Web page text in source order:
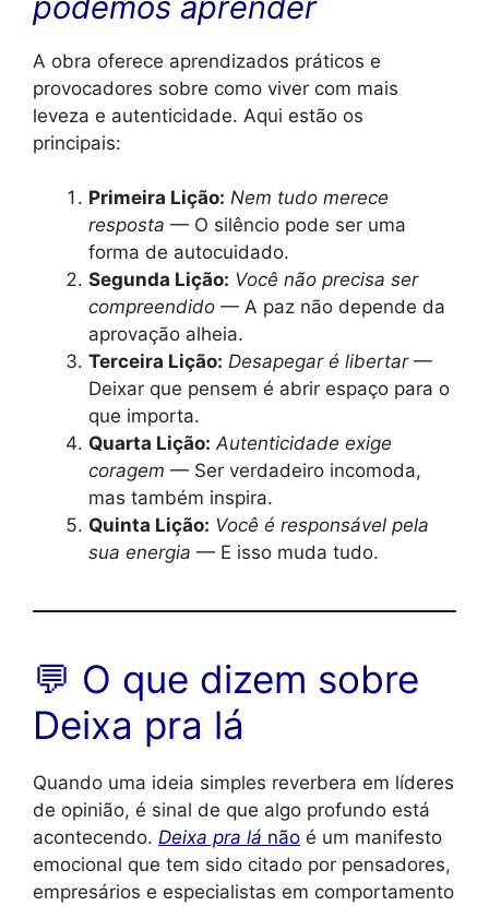
A obra oferece aprendizados práticos e
provocadores sobre como viver com mais
leveza e autenticidade. Aqui estão os
principais:
Primeira Lição: Nem tudo merece
resposta — O silêncio pode ser uma
forma de autocuidado.
Segunda Lição: Você não precisa ser
compreendido — A paz não depende da
aprovação alheia.
Terceira Lição: Desapegar é libertar—
Deixar que pensem é abrir espaço para o
que importa.
Quarta Lição: Autenticidade exige
coragem — Ser verdadeiro incomoda,
mas também inspira.
Quinta Lição: Você é responsável pela
sua energia — E isso muda tudo.
💬 O que dizem sobre
Deixa pra lá
Quando uma ideia simples reverbera em líderes
de opinião, é sinal de que algo profundo está
acontecendo. Deixa pra lá não é um manifesto
emocional que tem sido citado por pensadores,
empresários e especialistas em comportamento